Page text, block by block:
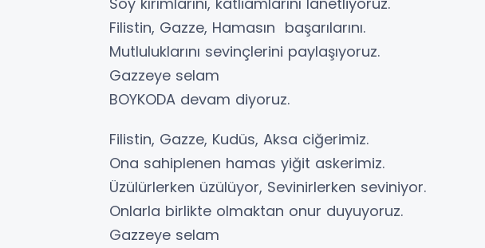
Filistin, Gazze, Hamasın başarılarını.
Mutluluklarını sevinçlerini paylaşıyoruz.
Gazzeye selam
BOYKODA devam diyoruz.
Filistin, Gazze, Kudüs, Aksa ciğerimiz.
Ona sahiplenen hamas yiğit askerimiz.
Üzülürlerken üzülüyor, Sevinirlerken seviniyor.
Onlarla birlikte olmaktan onur duyuyoruz.
Gazzeye selam